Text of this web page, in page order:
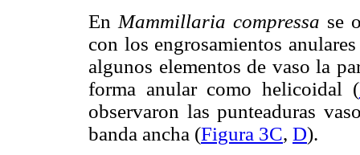
En Mammillaria compressa se
con los engrosamientos
algunos elementos de vaso la
forma anular como helicoidal (
observaron las punteaduras
banda ancha (Figura 3C, D).